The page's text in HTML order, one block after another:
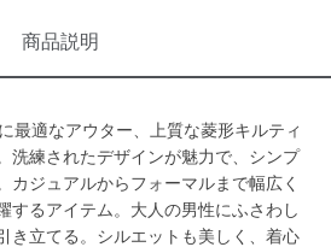
商品説明
最適なアウター、上質な菱形キルティ
洗練されたデザインが魅力で、シンプ
カジュアルからフォーマルまで幅広く
するアイテム。大人の男性にふさわし
き立てる。シルエットも美しく、着心